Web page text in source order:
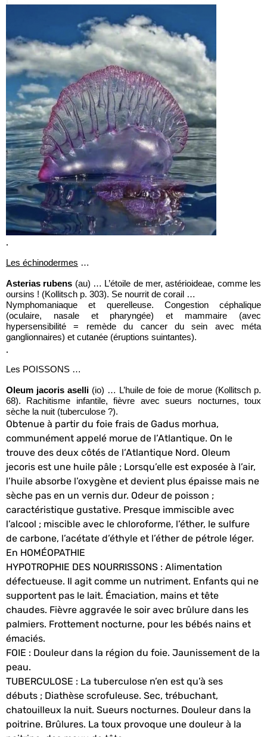
.
Les échinodermes …
Asterias rubens (au) … L’étoile de mer, astérioideae, comme les
oursins ! (Kollitsch p. 303). Se nourrit de corail …
Nymphomaniaque et querelleuse. Congestion céphalique
(oculaire, nasale et pharyngée) et mammaire (avec
hypersensibilité = remède du cancer du sein avec méta
ganglionnaires) et cutanée (éruptions suintantes).
.
Les POISSONS …
Oleum jacoris aselli(io) … L’huile de foie de morue (Kollitsch p.
68). Rachitisme infantile, fièvre avec sueurs nocturnes, toux
sèche la nuit (tuberculose ?).
Obtenue à partir du foie frais de Gadus morhua,
communément appelé morue de l’Atlantique. On le
trouve des deux côtés de l’Atlantique Nord. Oleum
jecoris est une huile pâle ; Lorsqu’elle est exposée à l’air,
l’huile absorbe l’oxygène et devient plus épaisse mais ne
sèche pas en un vernis dur. Odeur de poisson ;
caractéristique gustative. Presque immiscible avec
l’alcool ; miscible avec le chloroforme, l’éther, le sulfure
de carbone, l’acétate d’éthyle et l’éther de pétrole léger.
En HOMÉOPATHIE
HYPOTROPHIE DES NOURRISSONS : Alimentation
défectueuse. Il agit comme un nutriment. Enfants qui ne
supportent pas le lait. Émaciation, mains et tête
chaudes. Fièvre aggravée le soir avec brûlure dans les
palmiers. Frottement nocturne, pour les bébés nains et
émaciés.
FOIE : Douleur dans la région du foie. Jaunissement de la
peau.
TUBERCULOSE : La tuberculose n’en est qu’à ses
débuts ; Diathèse scrofuleuse. Sec, trébuchant,
chatouilleux la nuit. Sueurs nocturnes. Douleur dans la
poitrine. Brûlures. La toux provoque une douleur à la